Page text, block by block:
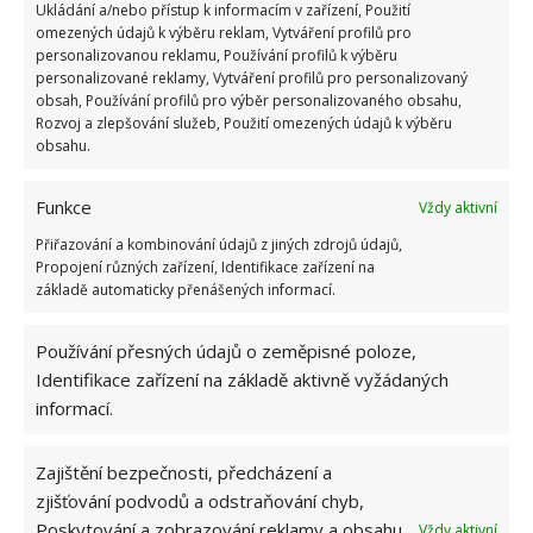
Ukládání a/nebo přístup k informacím v zařízení, Použití
omezených údajů k výběru reklam, Vytváření profilů pro
personalizovanou reklamu, Používání profilů k výběru
personalizované reklamy, Vytváření profilů pro personalizovaný
obsah, Používání profilů pro výběr personalizovaného obsahu,
Rozvoj a zlepšování služeb, Použití omezených údajů k výběru
obsahu.
Funkce
Vždy aktivní
Přiřazování a kombinování údajů z jiných zdrojů údajů,
Propojení různých zařízení, Identifikace zařízení na
základě automaticky přenášených informací.
Používání přesných údajů o zeměpisné poloze,
Identifikace zařízení na základě aktivně vyžádaných
informací.
Zajištění bezpečnosti, předcházení a
zjišťování podvodů a odstraňování chyb,
rozhodnělepší, když vám bude rostlina prospívat
po dlouhou dobu, než abyste museli každou chvíli
kupovat rostlinu jinou. Péče je sice stejná, ale
rozhodně budete mít lepší pocit, když si starší
orchideje udržíte správnou péčí v dobré kondici.
Zdroj:Orchidfriends